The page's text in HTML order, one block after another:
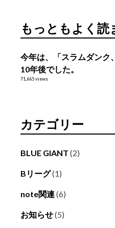
ブ
もっともよく読
今年は、「スラムダンク
10年後でした。
71,665 views
カテゴリー
BLUE GIANT (2)
Bリーグ(1)
note関連(6)
お知らせ(5)